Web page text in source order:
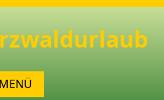
MENÜ